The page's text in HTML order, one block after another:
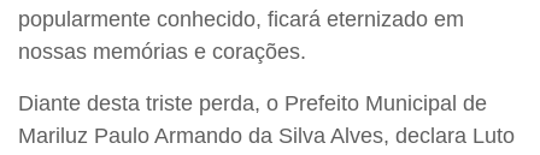
popularmente conhecido, ficará eternizado em
nossas memórias e corações.
Diante desta triste perda, o Prefeito Municipal de
Mariluz Paulo Armando da Silva Alves, declara Luto